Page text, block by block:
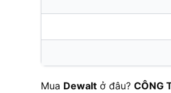
Mua Dewalt ở đâu? CÔNG